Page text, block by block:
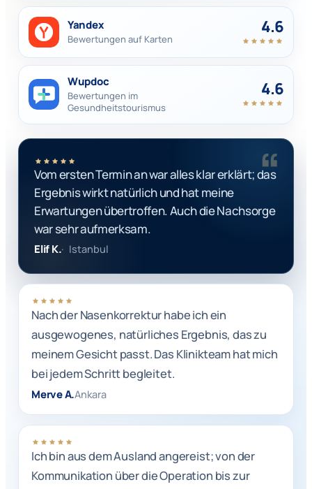
Yandex
Bewertungen auf Karten
4.6
Wupdoc
Bewertungen im
Gesundheitstourismus
4.6
Vom ersten Termin an war alles klar erklärt; das
Ergebnis wirkt natürlich und hat meine
Erwartungen übertroffen. Auch die Nachsorge
war sehr aufmerksam.
Elif K. Istanbul
Nach der Nasenkorrektur habe ich ein
ausgewogenes, natürliches Ergebnis, das zu
meinem Gesicht passt. Das Klinikteam hat mich
bei jedem Schritt begleitet.
Merve A.Ankara
Ich bin aus dem Ausland angereist; von der
Kommunikation über die Operation bis zur